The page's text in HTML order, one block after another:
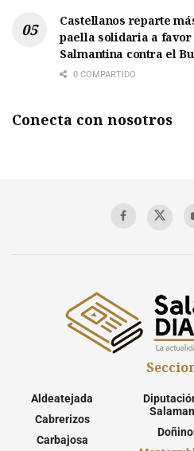
Castellanos reparte
paella solidaria a favor
Salmantina contra el
0 COMPARTIDO
Conecta con nosotros
Aldeatejada
Cabrerizos
Carbajosa